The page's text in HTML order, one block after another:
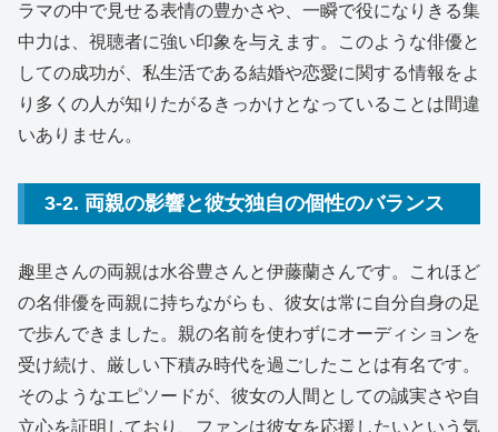
ラマの中で見せる表情の豊かさや、一瞬で役になりきる集
中力は、視聴者に強い印象を与えます。このような俳優と
しての成功が、私生活である結婚や恋愛に関する情報をよ
り多くの人が知りたがるきっかけとなっていることは間違
いありません。
3-2. 両親の影響と彼女独自の個性のバランス
趣里さんの両親は水谷豊さんと伊藤蘭さんです。これほど
の名俳優を両親に持ちながらも、彼女は常に自分自身の足
で歩んできました。親の名前を使わずにオーディションを
受け続け、厳しい下積み時代を過ごしたことは有名です。
そのようなエピソードが、彼女の人間としての誠実さや自
立心を証明しており、ファンは彼女を応援したいという気